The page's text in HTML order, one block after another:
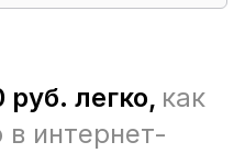
руб. легко, как
в интернет-